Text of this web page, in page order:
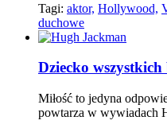
Tagi: aktor, Hollywood,
duchowe
Dziecko wszystkich
Miłość to jedyna
powtarza w wywiadach